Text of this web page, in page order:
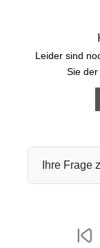
Leider sind
Sie der
Ihre Frage